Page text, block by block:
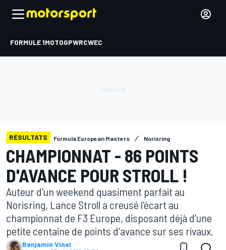
FORMULE 1MOTOGPWRCWEC
RÉSULTATS Formula European Masters Norisring
CHAMPIONNAT - 86 POINTS
D'AVANCE POUR STROLL !
Auteur d'un weekend quasiment parfait au
Norisring, Lance Stroll a creusé l'écart au
championnat de F3 Europe, disposant déjà d'une
petite centaine de points d'avance sur ses rivaux.
Benjamin Vinel